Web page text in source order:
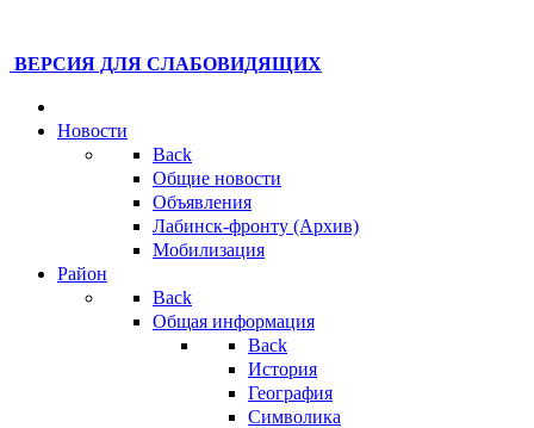
ВЕРСИЯ ДЛЯ СЛАБОВИДЯЩИХ
Новости
Back
Общие новости
Объявления
Лабинск-фронту (Архив)
Мобилизация
Район
Back
Общая информация
Back
История
География
Символика